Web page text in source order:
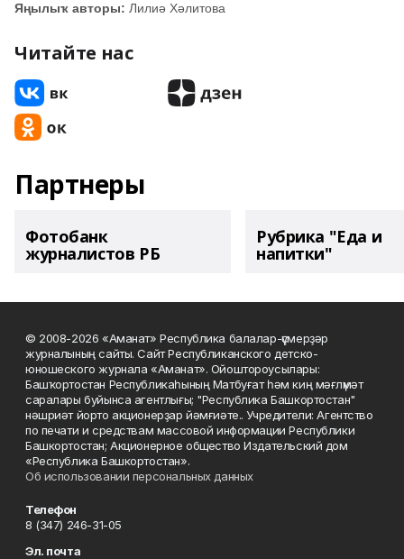
Яңылыҡ авторы: Лилиә Хәлитова
Читайте нас
Партнеры
Фотобанк
журналистов РБ
Рубрика "Еда и
напитки"
© 2008-2026 «Аманат» Республика балалар-үҫмерҙәр
журналының сайты. Сайт Республиканского детско-
юношеского журнала «Аманат». Ойоштороусылары:
Башҡортостан Республикаһының Матбуғат һәм киң мәғлүмәт
саралары буйынса агентлығы; "Республика Башкортостан"
нәшриәт йорто акционерҙар йәмғиәте.. Учредители: Агентство
по печати и средствам массовой информации Республики
Башкортостан; Акционерное общество Издательский дом
«Республика Башкортостан».
Об использовании персональных данных
Телефон
8 (347) 246-31-05
Эл. почта